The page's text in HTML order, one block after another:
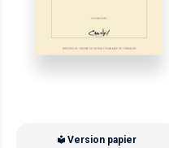
Version papier